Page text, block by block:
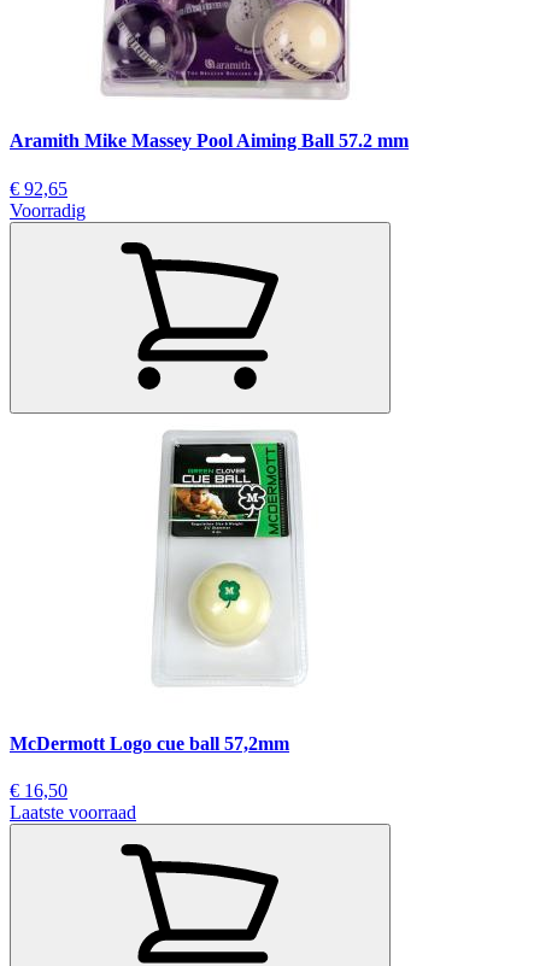
Aramith Mike Massey Pool Aiming Ball 57.2 mm
€ 92,65
Voorradig
McDermott Logo cue ball 57,2mm
€ 16,50
Laatste voorraad